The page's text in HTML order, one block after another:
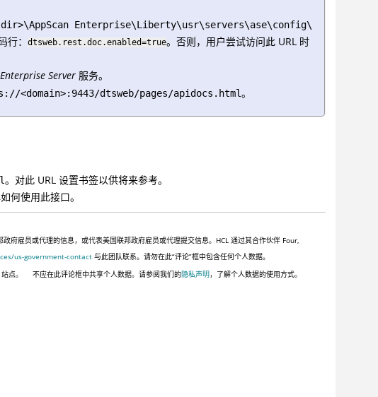
Enterprise\Liberty\usr\servers\ase\config\
行：dtsweb.rest.doc.enabled=true。否则，用户尝试访问此 URL 时
Server 服务。
<domain>:9443/dtsweb/pages/apidocs.html。
。对此 URL 设置书签以供将来参考。
何使用此接口。
府雇员或代理的信息，或代表美国联邦政府雇员或代理提交信息。HCL 通过其合作伙伴 Four,
us-government-contact 与此团队联系。请勿在此“评论”框中包含任何个人数据。
站点。 不应在此评论框中共享个人数据。请参阅我们的隐私声明，了解个人数据的使用方式。